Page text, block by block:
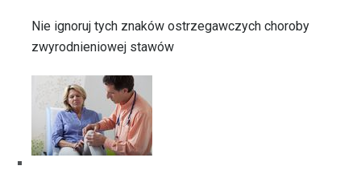
Nie ignoruj ​​tych znaków ostrzegawczych choroby
zwyrodnieniowej stawów